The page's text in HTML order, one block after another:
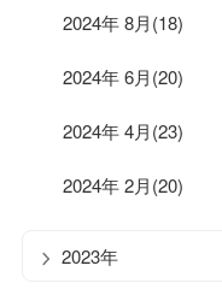
2024年 8月(18)
2024年 6月(20)
2024年 4月(23)
2024年 2月(20)
2023年